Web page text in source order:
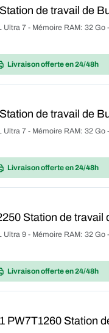
de travail de
7 - Mémoire RAM: 32
Livraison offerteen 24/48h
de travail de
7 - Mémoire RAM: 32
Livraison offerteen 24/48h
Station de travail
Ultra 9 - Mémoire RAM: 32
Livraison offerteen 24/48h
PW7T1260 Station